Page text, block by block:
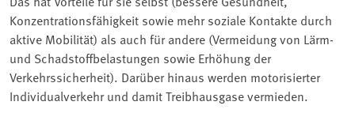
Konzentrationsfähigkeit sowie mehr soziale Kontakte durch
aktive Mobilität) als auch für andere (Vermeidung von Lärm-
und Schadstoffbelastungen sowie Erhöhung der
Verkehrssicherheit). Darüber hinaus werden motorisierter
Individualverkehr und damit Treibhausgase vermieden.